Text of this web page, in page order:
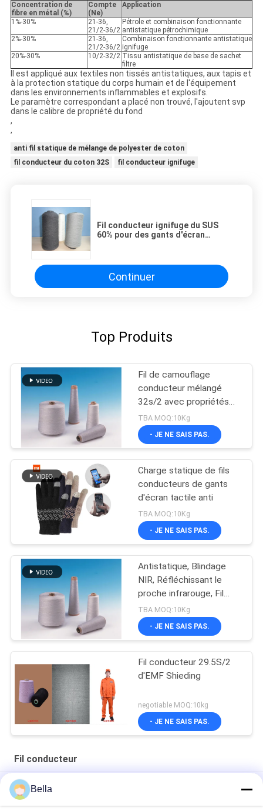
Concentration de
fibre en métal (%)
Compte
(Ne)
Application
1%-30%
21-36,
21/2-36/2
Pétrole et combinaison fonctionnante
antistatique pétrochimique
2%-30%
21-36,
21/2-36/2
Combinaison fonctionnante antistatique
ignifuge
20%-30%
10/2-32/2 Tissu antistatique de base de sachet
filtre
Il est appliqué aux textiles non tissés antistatiques, aux tapis et
à la protection statique du corps humain et de l'équipement
dans les environnements inflammables et explosifs.
Le paramètre correspondant a placé non trouvé, l'ajoutent svp
dans le calibre de propriété du fond
,
,
anti fil statique de mélange de polyester de coton
fil conducteur du coton 32S
fil conducteur ignifuge
Fil conducteur ignifuge du SUS
60% pour des gants d'écran
Continuer
Top Produits
Fil de camouflage
conducteur mélangé
32s/2 avec propriétés
de blindage
électromagnétique,
antistatiques et
TBA MOQ:10Kg
- JE NE SAIS PAS.
Charge statique de fils
conducteurs de gants
d'écran tactile anti
TBA MOQ:10Kg
- JE NE SAIS PAS.
Antistatique, Blindage
NIR, Réfléchissant le
proche infrarouge, Fil
métallique filé à faible
réflectance
TBA MOQ:10Kg
- JE NE SAIS PAS.
Fil conducteur 29.5S/2
d'EMF Shieding
negotiable MOQ:10kg
- JE NE SAIS PAS.
Fil conducteur
Fil conducteur en métal calorifuge blanc, fil mélangé par 40S
Anti fil statique de contact d'écran de l'acier inoxydable 316L
Bella